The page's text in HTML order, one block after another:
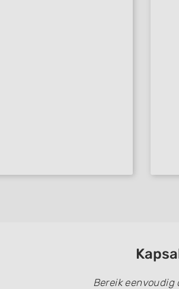
Bereik eenvoudig
actively requested